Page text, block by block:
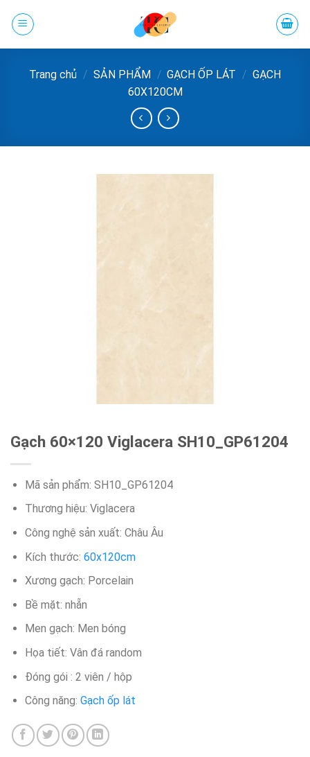
đến
Trang chủ / SẢN PHẨM / GẠCH ỐP LÁT / GẠCH
60X120CM
Gạch 60×120 Viglacera SH10_GP61204
Mã sản phẩm: SH10_GP61204
Thương hiệu: Viglacera
Công nghệ sản xuất: Châu Âu
Kích thước: 60x120cm
Xương gạch: Porcelain
Bề mặt: nhẵn
Men gạch: Men bóng
Họa tiết: Vân đá random
Đóng gói : 2 viên / hộp
Công năng: Gạch ốp lát